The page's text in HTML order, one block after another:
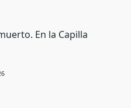
En la Capilla